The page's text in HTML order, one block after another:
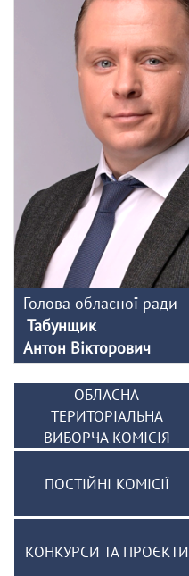
Голова обласної ради
Табунщик
Антон Вікторович
ОБЛАСНА
ТЕРИТОРІАЛЬНА
ВИБОРЧА КОМІСІЯ
ПОСТІЙНІ КОМІСІЇ
КОНКУРСИ ТА ПРОЄКТИ